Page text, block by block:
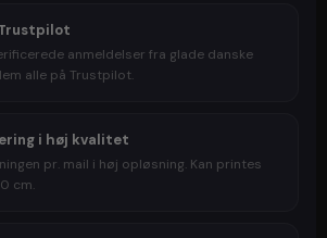
anmeldelser fra glade danske
alle på Trustpilot.
i høj kvalitet
pr. mail i høj opløsning. Kan printes
cm.